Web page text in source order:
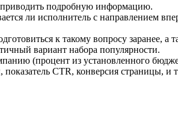
приводить подробную информацию.
ли исполнитель с направлением
к такому вопросу заранее, а
вариант набора популярности.
(процент из установленного
CTR, конверсия страницы, и